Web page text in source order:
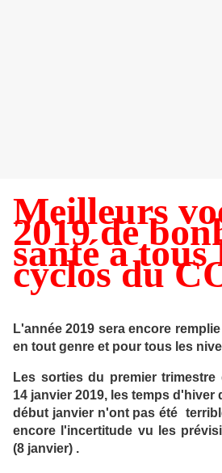
Meilleurs
2019 de
santé à tous
cyclos du
L'année 2019 sera encore
en tout genre et pour tous les
Les sorties du premier trimestre
14 janvier 2019, les temps d'hiver
début janvier n'ont pas été
encore l'incertitude vu les
(8 janvier) .